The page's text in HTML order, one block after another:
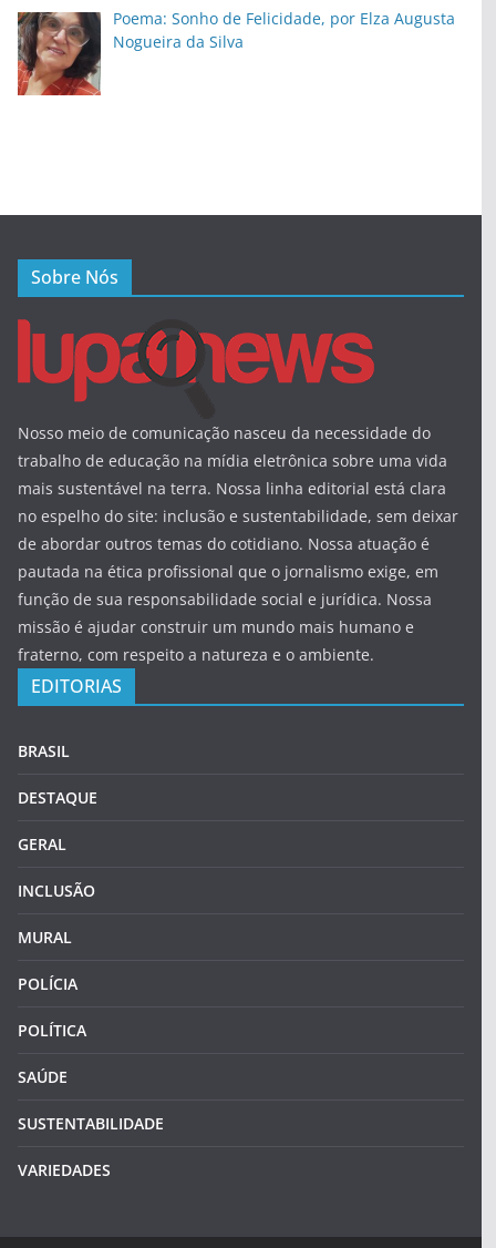
Poema: Sonho de Felicidade, por Elza Augusta
Nogueira da Silva
Sobre Nós
Nosso meio de comunicação nasceu da necessidade do
trabalho de educação na mídia eletrônica sobre uma vida
mais sustentável na terra. Nossa linha editorial está clara
no espelho do site: inclusão e sustentabilidade, sem deixar
de abordar outros temas do cotidiano. Nossa atuação é
pautada na ética profissional que o jornalismo exige, em
função de sua responsabilidade social e jurídica. Nossa
missão é ajudar construir um mundo mais humano e
fraterno, com respeito a natureza e o ambiente.
EDITORIAS
BRASIL
DESTAQUE
GERAL
INCLUSÃO
MURAL
POLÍCIA
POLÍTICA
SAÚDE
SUSTENTABILIDADE
VARIEDADES